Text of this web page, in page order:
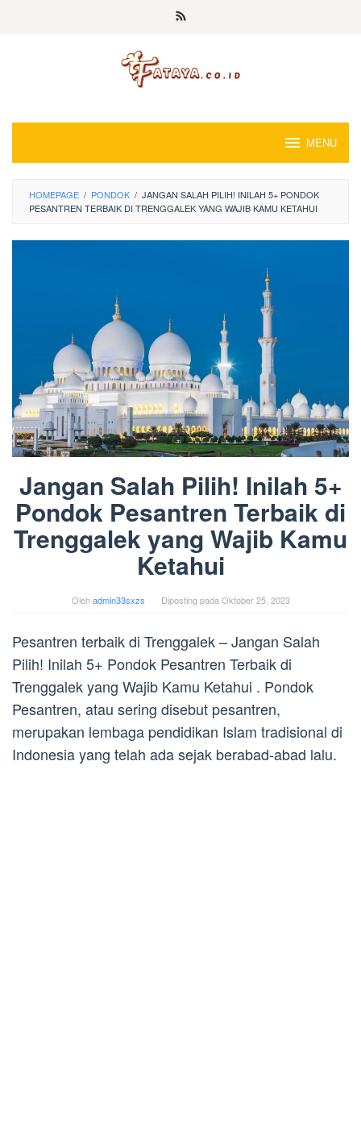
MENU
HOMEPAGE / PONDOK / JANGAN SALAH PILIH! INILAH 5+ PONDOK
PESANTREN TERBAIK DI TRENGGALEK YANG WAJIB KAMU KETAHUI
Jangan Salah Pilih! Inilah 5+
Pondok Pesantren Terbaik di
Trenggalek yang Wajib Kamu
Ketahui
Olehadmin33sxzs Diposting pada Oktober 25, 2023
Pesantren terbaik di Trenggalek – Jangan Salah
Pilih! Inilah 5+ Pondok Pesantren Terbaik di
Trenggalek yang Wajib Kamu Ketahui . Pondok
Pesantren, atau sering disebut pesantren,
merupakan lembaga pendidikan Islam tradisional di
Indonesia yang telah ada sejak berabad-abad lalu.